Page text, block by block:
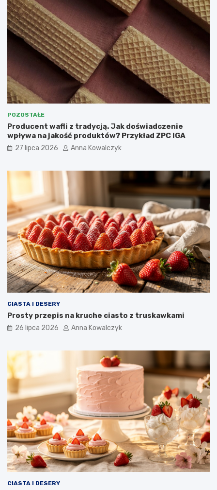
POZOSTAŁE
Producent wafli z tradycją. Jak doświadczenie
wpływa na jakość produktów? Przykład ZPC IGA
27 lipca 2026 Anna Kowalczyk
CIASTA I DESERY
Prosty przepis na kruche ciasto z truskawkami
26 lipca 2026 Anna Kowalczyk
CIASTA I DESERY